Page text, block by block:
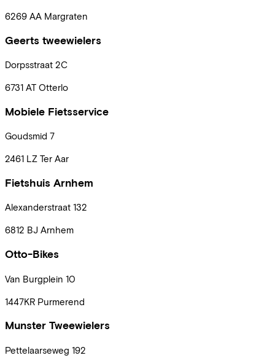
6269 AA Margraten
Geerts tweewielers
Dorpsstraat 2C
6731 AT Otterlo
Mobiele Fietsservice
Goudsmid 7
2461 LZ Ter Aar
Fietshuis Arnhem
Alexanderstraat 132
6812 BJ Arnhem
Otto-Bikes
Van Burgplein 10
1447KR Purmerend
Munster Tweewielers
Pettelaarseweg 192